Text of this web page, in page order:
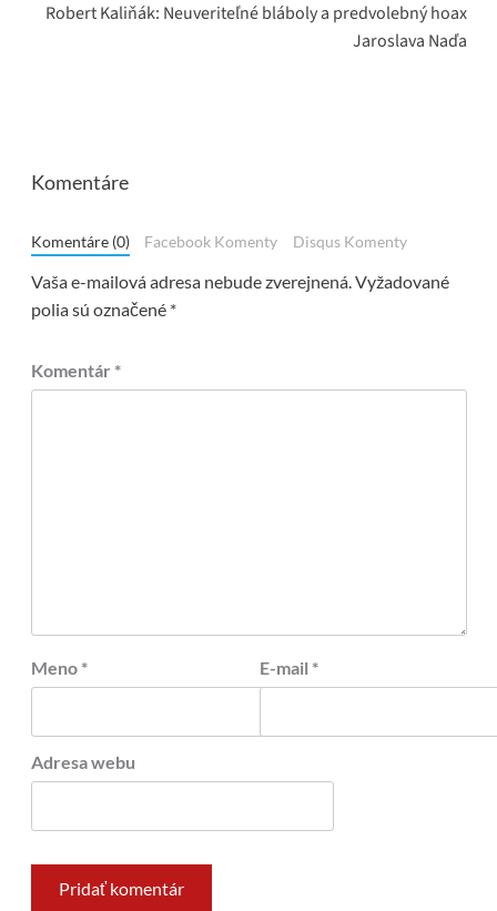
Robert Kaliňák: Neuveriteľné bláboly a predvolebný hoax
Jaroslava Naďa
Komentáre
Komentáre (0) Facebook Komenty Disqus Komenty
Vaša e-mailová adresa nebude zverejnená.Vyžadované
polia sú označené *
Komentár *
Meno * E-mail *
Adresa webu